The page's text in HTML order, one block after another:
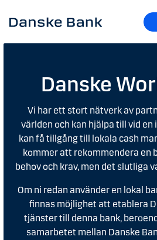
Danske
Vi har ett stort nätverk av
världen och kan hjälpa till vid
kan få tillgång till lokala cash
kommer att rekommendera en
behov och krav, men det slutliga
Om ni redan använder en lokal
finnas möjlighet att etablera
tjänster till denna bank,
samarbetet mellan Danske